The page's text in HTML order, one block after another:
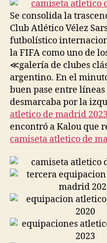
Se consolida la
Club Atlético Vélez
futbolístico
la FIFA como uno de
≪galería de clubes
argentino. En el
buen pase entre líneas
desmarcaba por la
atletico de madrid 2023
encontró a Kalou que
camiseta atletico de